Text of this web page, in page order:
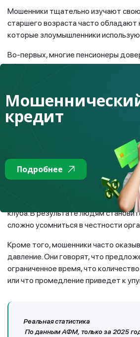
Мошенники тщательно изучают
старшего возраста часто обладают
которые злоумышленники
Во-первых, многие пенсионеры
общению больше, чем информации в
улучшить финансовое положение.
дополнительный доход может
аргументом для человека,
В-третьих, злоумышленники
сообщества и поддержки. Они
совместные мероприятия,
праздниками и формируют
клуба. В результате людям
сложно усомниться в честности
Кроме того, мошенники часто
давление. Они говорят, что
ограниченное время, что
или что промедление приведет к
Реальная статистика
По данным АФМ, только за 2025
кредит
Подробнее